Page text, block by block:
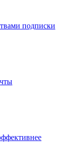
подписки